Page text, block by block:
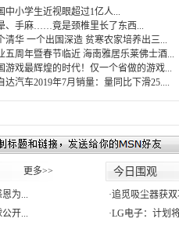
中小学生近视眼超过1亿人...
、手麻……竟是颈椎里长了东西...
清华 一个出国深造 贫寒农家培养出三...
五周年暨春节临近 海南雅居乐莱佛士酒...
游戏最辉煌的时代！仅一个省做的游戏...
达汽车2019年7月销量：量同比下滑25....
更多>>
为...
开...
今日围观
·追觅吸尘器获
·LG电子：计划